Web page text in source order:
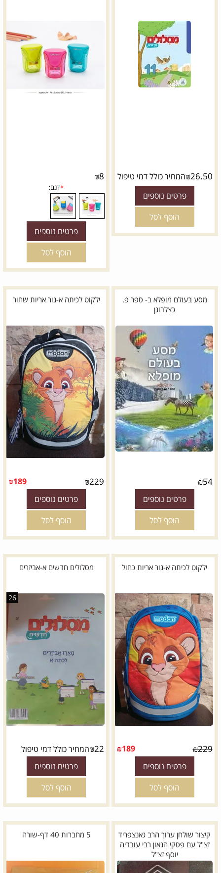
₪26.50 המחיר כולל דמי טיפול
פרטים נוספים
הוסף לסל
₪8
*דגם:
פרטים נוספים
הוסף לסל
מסע בעולם מופלא ב- ספר פ.
כצלבוגן
₪54
פרטים נוספים
הוסף לסל
ילקוט לכיתה א-גור אריות שחור
₪229
₪189
פרטים נוספים
הוסף לסל
ילקוט לכיתה א-גור אריות כחול
₪229
₪189
פרטים נוספים
הוסף לסל
מסלולים חדשים א-אביזרים
26
₪22 המחיר כולל דמי טיפול
פרטים נוספים
הוסף לסל
קיצור שולחן ערוך הרב גאנצפריד
זצ"ל עם פסקי הגאון רבי עובדיה
יוסף זצ"ל
5 מחברות 40 דף-שורה